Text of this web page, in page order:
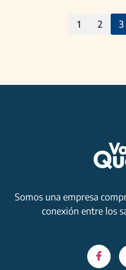
1 2 3
Somos una empresa
conexión entre los